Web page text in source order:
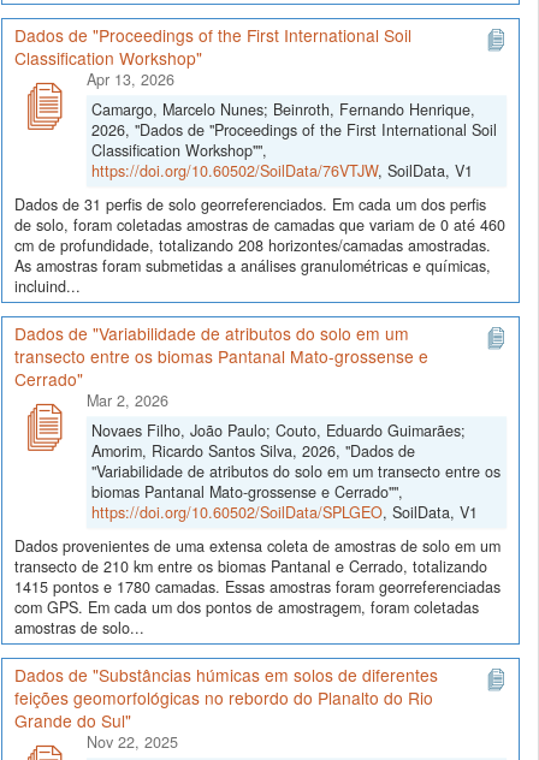
Dados de "Proceedings of the First International Soil
Classification Workshop"
Apr 13, 2026
Camargo, Marcelo Nunes; Beinroth, Fernando Henrique,
2026, "Dados de "Proceedings of the First International Soil
Classification Workshop"",
https://doi.org/10.60502/SoilData/76VTJW, SoilData, V1
Dados de 31 perfis de solo georreferenciados. Em cada um dos perfis
de solo, foram coletadas amostras de camadas que variam de 0 até 460
cm de profundidade, totalizando 208 horizontes/camadas amostradas.
As amostras foram submetidas a análises granulométricas e químicas,
incluind...
Dados de "Variabilidade de atributos do solo em um
transecto entre os biomas Pantanal Mato-grossense e
Cerrado"
Mar 2, 2026
Novaes Filho, João Paulo; Couto, Eduardo Guimarães;
Amorim, Ricardo Santos Silva, 2026, "Dados de
"Variabilidade de atributos do solo em um transecto entre os
biomas Pantanal Mato-grossense e Cerrado"",
https://doi.org/10.60502/SoilData/SPLGEO, SoilData, V1
Dados provenientes de uma extensa coleta de amostras de solo em um
transecto de 210 km entre os biomas Pantanal e Cerrado, totalizando
1415 pontos e 1780 camadas. Essas amostras foram georreferenciadas
com GPS. Em cada um dos pontos de amostragem, foram coletadas
amostras de solo...
Dados de "Substâncias húmicas em solos de diferentes
feições geomorfológicas no rebordo do Planalto do Rio
Grande do Sul"
Nov 22, 2025